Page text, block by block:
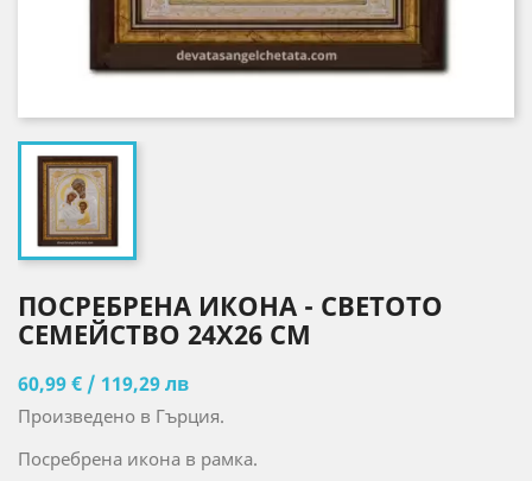
ПОСРЕБРЕНА ИКОНА - СВЕТОТО
СЕМЕЙСТВО 24X26 CM
60,99 € / 119,29 лв
Произведено в Гърция.
Посребрена икона в рамка.